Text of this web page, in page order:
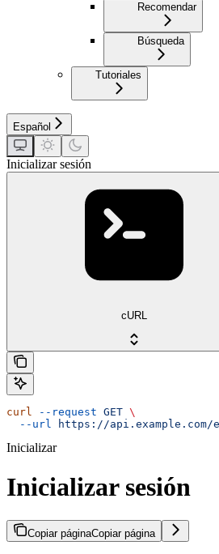
Recomendar
Búsqueda
Tutoriales
Español
Inicializar sesión
cURL
curl --request GET \
  --url
https://api.example.com/
Inicializar
Inicializar sesión
Copiar páginaCopiar página